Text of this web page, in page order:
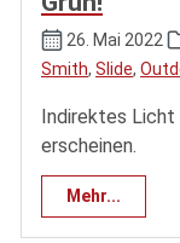
26. Mai 2022
Smith, Slide,
Indirektes
erscheinen.
Mehr...